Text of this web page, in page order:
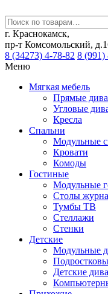
г. Краснокамск,
пр-т Комсомольский,
8 (34273) 4-78-82 8 (991)
Меню
Мягкая мебель
Прямые
Угловые
Кресла
Спальни
Модульные
Кровати
Комоды
Гостиные
Модульные
Столы
Тумбы ТВ
Стеллажи
Стенки
Детские
Модульные
Детские